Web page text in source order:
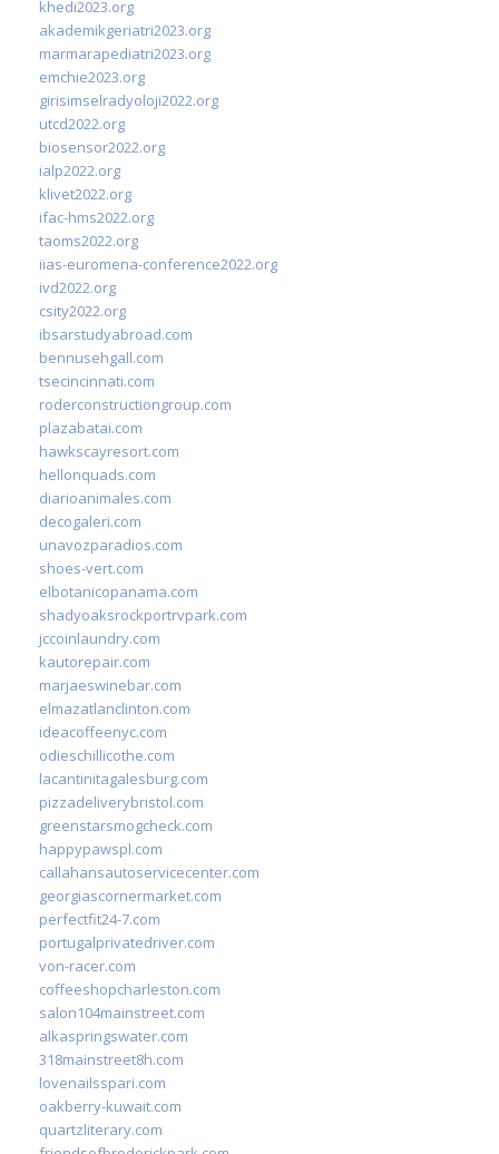
khedi2023.org
akademikgeriatri2023.org
marmarapediatri2023.org
emchie2023.org
girisimselradyoloji2022.org
utcd2022.org
biosensor2022.org
ialp2022.org
klivet2022.org
ifac-hms2022.org
taoms2022.org
iias-euromena-conference2022.org
ivd2022.org
csity2022.org
ibsarstudyabroad.com
bennusehgall.com
tsecincinnati.com
roderconstructiongroup.com
plazabatai.com
hawkscayresort.com
hellonquads.com
diarioanimales.com
decogaleri.com
unavozparadios.com
shoes-vert.com
elbotanicopanama.com
shadyoaksrockportrvpark.com
jccoinlaundry.com
kautorepair.com
marjaeswinebar.com
elmazatlanclinton.com
ideacoffeenyc.com
odieschillicothe.com
lacantinitagalesburg.com
pizzadeliverybristol.com
greenstarsmogcheck.com
happypawspl.com
callahansautoservicecenter.com
georgiascornermarket.com
perfectfit24-7.com
portugalprivatedriver.com
von-racer.com
coffeeshopcharleston.com
salon104mainstreet.com
alkaspringswater.com
318mainstreet8h.com
lovenailsspari.com
oakberry-kuwait.com
quartzliterary.com